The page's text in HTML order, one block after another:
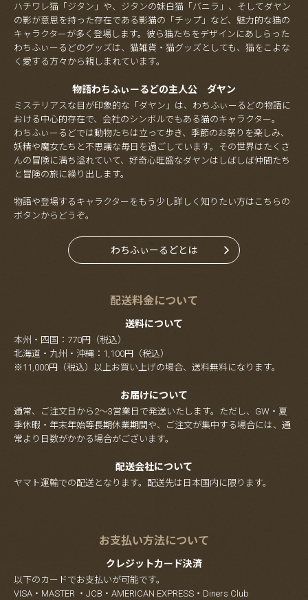
ハチワレ猫「ジタン」や、ジタンの妹白猫「バニラ」、そしてダヤン
の影が意思を持った存在である影猫の「チップ」など、魅力的な猫の
キャラクターが多く登場します。彼ら猫たちをデザインにあしらった
わちふぃーるどのグッズは、猫雑貨・猫グッズとしても、猫をこよな
く愛する方々から親しまれています。
物語わちふぃーるどの主人公 ダヤン
ミステリアスな目が印象的な「ダヤン」は、わちふぃーるどの物語に
おける中心的存在で、会社のシンボルでもある猫のキャラクター。
わちふぃーるどでは動物たちは立って歩き、季節のお祭りを楽しみ、
妖精や魔女たちと不思議な毎日を過ごしています。その世界はたくさ
んの冒険に満ち溢れていて、好奇心旺盛なダヤンはしばしば仲間たち
と冒険の旅に繰り出します。
物語や登場するキャラクターをもう少し詳しく知りたい方はこちらの
ボタンからどうぞ。
わちふぃーるどとは
配送料金について
送料について
本州・四国：770円（税込）
北海道・九州・沖縄：1,100円（税込）
※11,000円（税込）以上お買い上げの場合、送料無料になります。
お届けについて
通常、ご注文日から2～3営業日で発送いたします。ただし、GW・夏
季休暇・年末年始等長期休業期間や、ご注文が集中する場合には、通
常より日数がかかる場合がございます。
配送会社について
ヤマト運輸での配送となります。配送先は日本国内に限ります。
お支払い方法について
クレジットカード決済
以下のカードでお支払いが可能です。
VISA・MASTER ・JCB・AMERICAN EXPRESS・Diners Club